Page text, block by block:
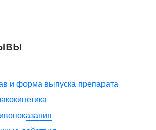
и форма выпуска препарата